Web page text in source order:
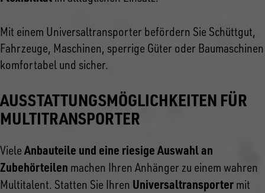
Mit einem Universaltransporter befördern Sie Schüttgut,
Fahrzeuge, Maschinen, sperrige Güter oder Baumaschinen
komfortabel und sicher.
AUSSTATTUNGSMÖGLICHKEITEN FÜR
MULTITRANSPORTER
VieleAnbauteile und eine riesige Auswahl an
Zubehörteilen machen Ihren Anhänger zu einem wahren
Multitalent. Statten Sie Ihren Universaltransporter mit